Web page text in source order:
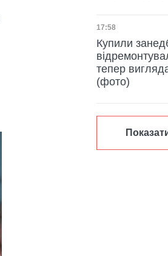
Дата публікації
17:58
Купили
тепер
(фото)